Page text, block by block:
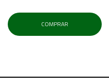
COMPRAR